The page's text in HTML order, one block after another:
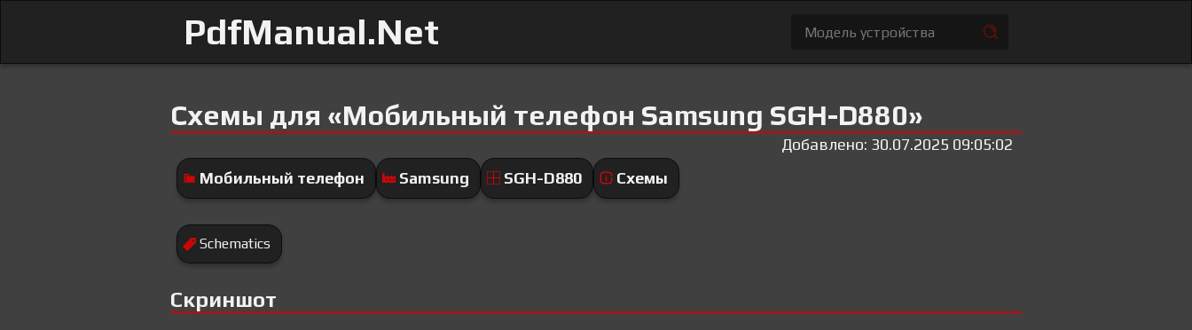
PdfManual.Net
Схемы для «Мобильный телефон Samsung SGH-D880»
Добавлено: 30.07.2025 09:05:02
Мобильный телефон
Samsung SGH-D880 Схемы
Schematics
Скриншот